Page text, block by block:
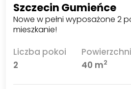
Szczecin Gumieńce
Nowe w pełni wyposażone 2
mieszkanie!
Liczba pokoi
2
40 m2